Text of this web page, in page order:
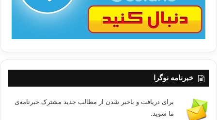
خبرنامه نوگرا
برای دریافت و باخبر شدن از مطالب جدید مشترک خبرنامه‌ی
ما شوید.